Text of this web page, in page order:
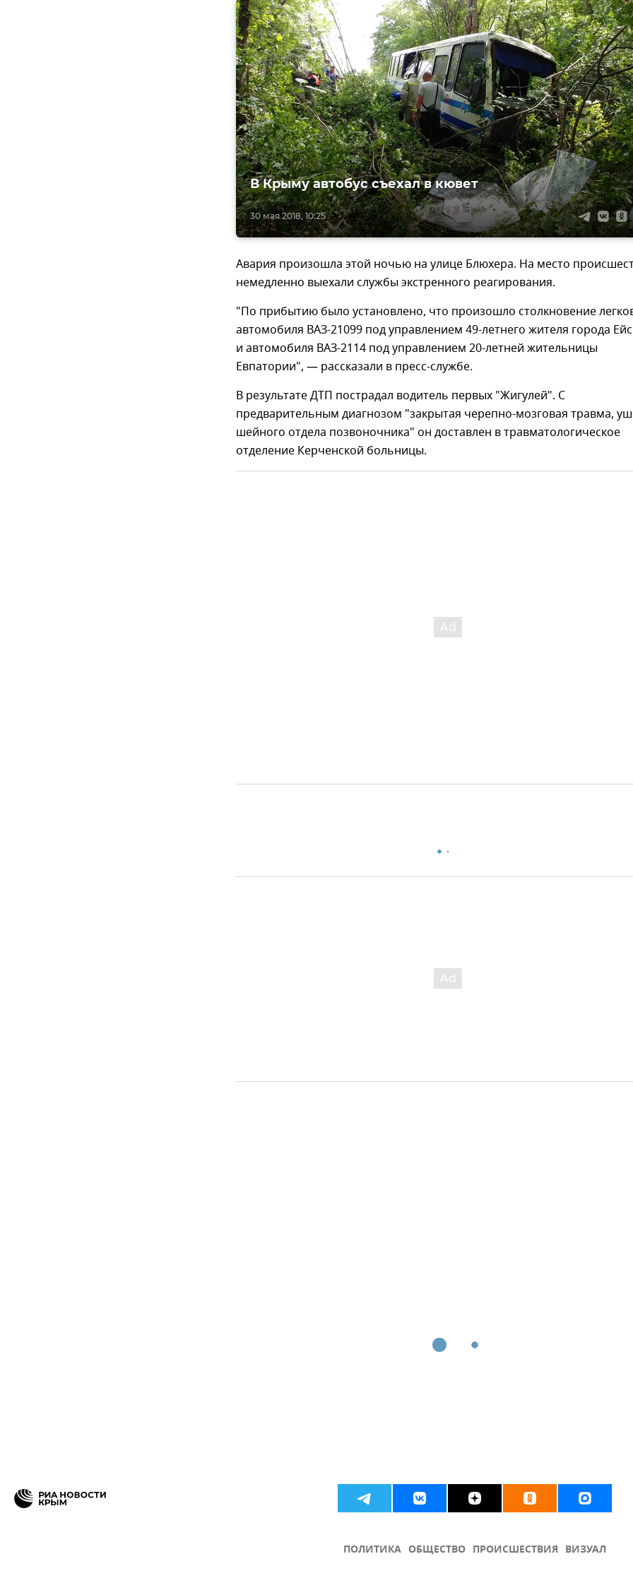
30 мая 2018, 10:25
В Крыму автобус съехал в кювет
Авария произошла этой ночью на улице Блюхера. На место
немедленно выехали службы экстренного реагирования.
"По прибытию было установлено, что произошло столкновение
автомобиля ВАЗ-21099 под управлением 49-летнего жителя города
и автомобиля ВАЗ-2114 под управлением 20-летней жительницы
Евпатории", — рассказали в пресс-службе.
В результате ДТП пострадал водитель первых "Жигулей". С
предварительным диагнозом "закрытая черепно-мозговая травма,
шейного отдела позвоночника" он доставлен в травматологическое
отделение Керченской больницы.
ПОЛИТИКА ОБЩЕСТВО ПРОИСШЕСТВИЯ ВИЗУАЛ